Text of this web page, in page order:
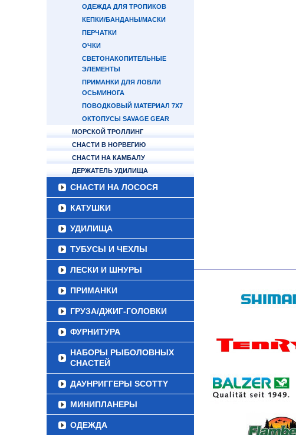
ОДЕЖДА ДЛЯ ТРОПИКОВ
КЕПКИ/БАНДАНЫ/МАСКИ
ПЕРЧАТКИ
ОЧКИ
СВЕТОНАКОПИТЕЛЬНЫЕ
ЭЛЕМЕНТЫ
ПРИМАНКИ ДЛЯ ЛОВЛИ
ОСЬМИНОГА
ПОВОДКОВЫЙ МАТЕРИАЛ 7Х7
ОКТОПУСЫ SAVAGE GEAR
МОРСКОЙ ТРОЛЛИНГ
СНАСТИ В НОРВЕГИЮ
СНАСТИ НА КАМБАЛУ
ДЕРЖАТЕЛЬ УДИЛИЩА
СНАСТИ НА ЛОСОСЯ
КАТУШКИ
УДИЛИЩА
ТУБУСЫ И ЧЕХЛЫ
ЛЕСКИ И ШНУРЫ
ПРИМАНКИ
ГРУЗА/ДЖИГ-ГОЛОВКИ
ФУРНИТУРА
НАБОРЫ РЫБОЛОВНЫХ
СНАСТЕЙ
ДАУНРИГГЕРЫ SCOTTY
МИНИПЛАНЕРЫ
ОДЕЖДА